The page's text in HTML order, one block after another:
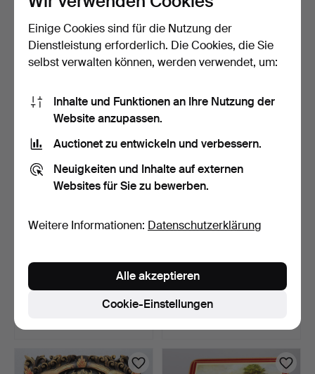
SERVIERPLATTE, drehbar,
Teak, 1960er Jahre.
11 Tage
KLEIDERBÜGEL, 10 Stk.,
Vintage, ca. 1960er…
11 Tage
ZEITSCHRIFTENSAMMLE
R/SKULPTUR in Form
eine…
13 Tage
SCHALEN, 2 Stk., Leder,
Juup of Sweden.
13 Tage
Schätzwert
Einige Cookies sind für die Nutzung der
Dienstleistung erforderlich. Die Cookies, die Sie
selbst verwalten können, werden verwendet, um:
Inhalte und Funktionen an Ihre Nutzung der
Website anzupassen.
Auctionet zu entwickeln und verbessern.
Neuigkeiten und Inhalte auf externen
Websites für Sie zu bewerben.
Weitere Informationen: Datenschutzerklärung
Cookie-Einstellungen
Alle akzeptieren